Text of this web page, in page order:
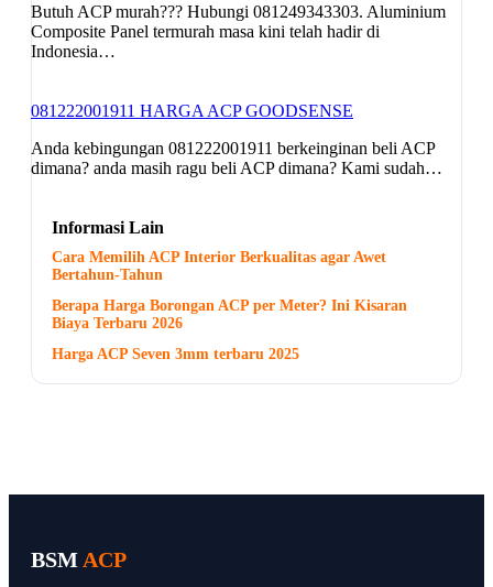
Butuh ACP murah??? Hubungi 081249343303. Aluminium
Composite Panel termurah masa kini telah hadir di
Indonesia…
081222001911 HARGA ACP GOODSENSE
Anda kebingungan 081222001911 berkeinginan beli ACP
dimana? anda masih ragu beli ACP dimana? Kami sudah…
Informasi Lain
Cara Memilih ACP Interior Berkualitas agar Awet
Bertahun-Tahun
Berapa Harga Borongan ACP per Meter? Ini Kisaran
Biaya Terbaru 2026
Harga ACP Seven 3mm terbaru 2025
BSM ACP